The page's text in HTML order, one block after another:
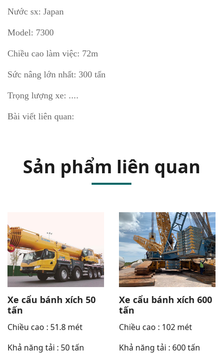
Nước sx: Japan
Model: 7300
Chiều cao làm việc: 72m
Sức nâng lớn nhất: 300 tấn
Trọng lượng xe: ....
Bài viết liên quan:
Sản phẩm liên quan
Xe cẩu bánh xích 50
tấn
Chiều cao : 51.8 mét
Khả năng tải : 50 tấn
Xe cẩu bánh xích 600
tấn
Chiều cao : 102 mét
Khả năng tải : 600 tấn